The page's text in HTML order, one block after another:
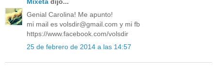
Genial Carolina! Me apunto!
mi mail es volsdir@gmail.com y mi fb
https://www.facebook.com/volsdir
25 de febrero de 2014 a las 14:57